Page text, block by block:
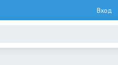
Вход